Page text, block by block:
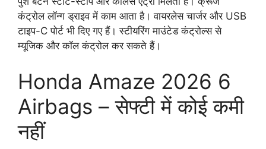
कंट्रोल लॉन्ग ड्राइव में काम आता है। वायरलेस चार्जर और USB
टाइप-C पोर्ट भी दिए गए हैं। स्टीयरिंग माउंटेड कंट्रोल्स से
म्यूजिक और कॉल कंट्रोल कर सकते हैं।
Honda Amaze 2026 6
Airbags – सेफ्टी में कोई कमी
नहीं